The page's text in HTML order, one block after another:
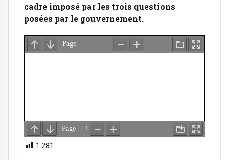
cadre imposé par les trois questions
posées par le gouvernement.
1 281